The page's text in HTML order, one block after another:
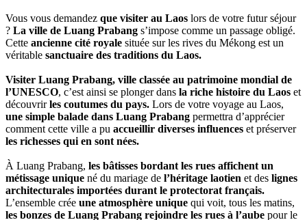
Vous vous demandez que visiter au Laos lors de votre futur séjour
? La ville de Luang Prabang s’impose comme un passage obligé.
Cette ancienne cité royale située sur les rives du Mékong est un
véritable sanctuaire des traditions du Laos.
Visiter Luang Prabang, ville classée au patrimoine mondial de
l’UNESCO, c’est ainsi se plonger dans la riche histoire du Laos et
découvrirles coutumes du pays. Lors de votre voyage au Laos,
une simple balade dans Luang Prabang permettra d’apprécier
comment cette ville a pu accueillir diverses influences et préserver
les richesses qui en sont nées.
À Luang Prabang, les bâtisses bordant les rues affichent un
métissage unique né du mariage de l’héritage laotien et des lignes
architecturales importées durant le protectorat français.
L’ensemble crée une atmosphère unique qui voit, tous les matins,
les bonzes de Luang Prabang rejoindre les rues à l’aube pour le